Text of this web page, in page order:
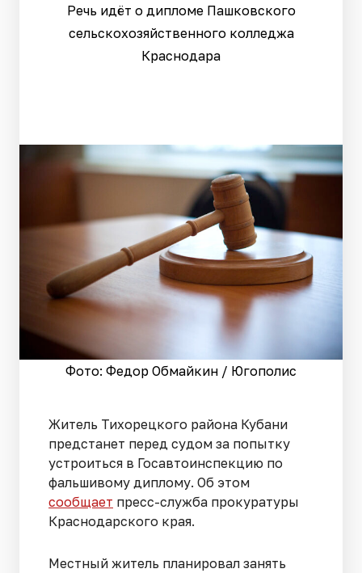
Речь идёт о дипломе Пашковского
сельскохозяйственного колледжа
Краснодара
Фото: Федор Обмайкин / Югополис
Житель Тихорецкого района Кубани
предстанет перед судом за попытку
устроиться в Госавтоинспекцию по
фальшивому диплому. Об этом
сообщает пресс-служба прокуратуры
Краснодарского края.
Местный житель планировал занять